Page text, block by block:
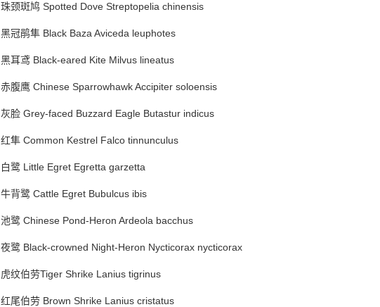
珠颈斑鸠 Spotted Dove Streptopelia chinensis
黑冠鹃隼 Black Baza Aviceda leuphotes
黑耳鸢 Black-eared Kite Milvus lineatus
赤腹鹰 Chinese Sparrowhawk Accipiter soloensis
灰脸 Grey-faced Buzzard Eagle Butastur indicus
红隼 Common Kestrel Falco tinnunculus
白鹭 Little Egret Egretta garzetta
牛背鹭 Cattle Egret Bubulcus ibis
池鹭 Chinese Pond-Heron Ardeola bacchus
夜鹭 Black-crowned Night-Heron Nycticorax nycticorax
虎纹伯劳Tiger Shrike Lanius tigrinus
红尾伯劳 Brown Shrike Lanius cristatus